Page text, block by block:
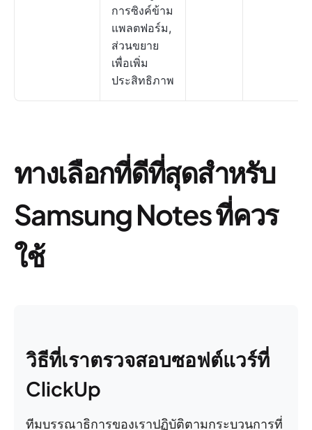
การซิงค์ข้าม
แพลตฟอร์ม,
ส่วนขยาย
เพื่อเพิ่ม
ประสิทธิภาพ
ทางเลือกที่ดีที่สุดสำหรับ
Samsung Notes ที่ควร
ใช้
วิธีที่เราตรวจสอบซอฟต์แวร์ที่
ClickUp
ทีมบรรณาธิการของเราปฏิบัติตามกระบวนการที่